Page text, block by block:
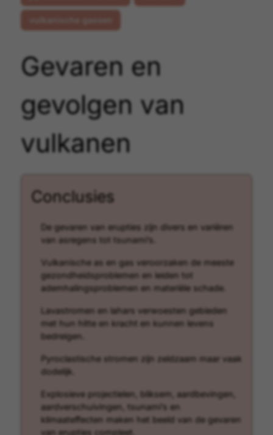
Gevaren en
gevolgen van
vulkanen
Conclusies
De gevaren van erupties zijn divers en variëren
van asregens tot tsunami’s.
Vulkanische as en gas veroorzaken de meeste
gezondheidsproblemen en leiden tot
ademhalingsproblemen en materiële schade.
Lavastromen en lahars verwoesten gebieden
met hun hitte en kracht en kunnen levens
bedreigen.
Pyroclastische stromen zijn zeldzaam maar vaak
dodelijk.
Explosieve projectielen, bliksem, aardbevingen,
aardverschuivingen, tsunami’s en
klimaateffecten maken het beeld van de gevaren
van erupties compleet.